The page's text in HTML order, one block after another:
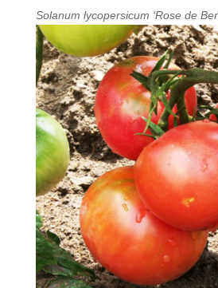
Solanum lycopersicum ‘Rose de